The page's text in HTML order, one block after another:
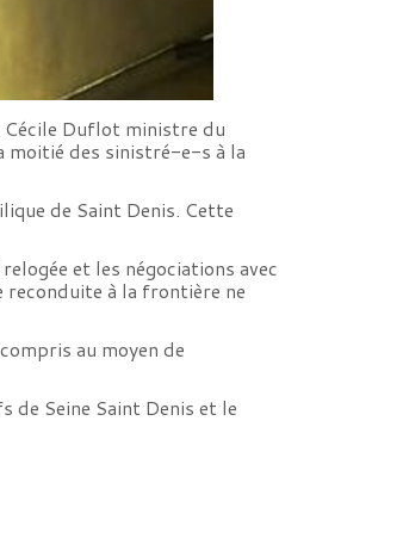
Cécile Duflot ministre du
moitié des sinistré-e-s à la
de Saint Denis. Cette
et les négociations avec
reconduite à la frontière ne
au moyen de
de Seine Saint Denis et le